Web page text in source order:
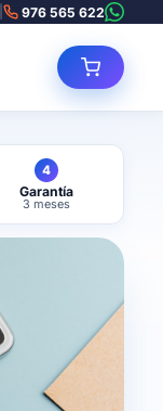
976 565 622
4
Garantía
3 meses